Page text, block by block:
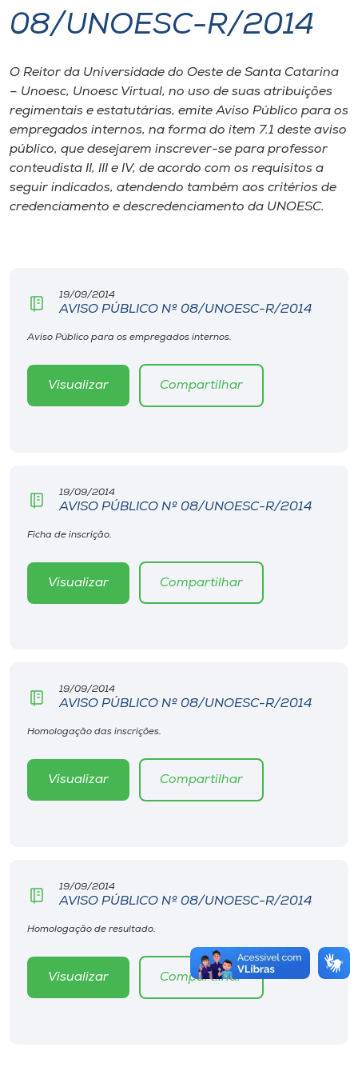
I.nova
Diplomados
Cultura
Museu
Selecione
08/UNOESC-R/2014
O Reitor da Universidade do Oeste de Santa Catarina
– Unoesc, Unoesc Virtual, no uso de suas atribuições
regimentais e estatutárias, emite Aviso Público para os
empregados internos, na forma do item 7.1 deste aviso
público, que desejarem inscrever-se para professor
conteudista II, III e IV, de acordo com os requisitos a
seguir indicados, atendendo também aos critérios de
credenciamento e descredenciamento da UNOESC.
19/09/2014
AVISO PÚBLICO Nº 08/UNOESC-R/2014
Aviso Público para os empregados internos.
Visualizar Compartilhar
19/09/2014
AVISO PÚBLICO Nº 08/UNOESC-R/2014
Ficha de inscrição.
Visualizar Compartilhar
19/09/2014
AVISO PÚBLICO Nº 08/UNOESC-R/2014
Homologação das inscrições.
Visualizar Compartilhar
19/09/2014
AVISO PÚBLICO Nº 08/UNOESC-R/2014
Homologação de resultado.
Visualizar Compartilhar